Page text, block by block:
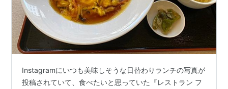
Instagramにいつも美味しそうな日替わりランチの写真が
投稿されていて、食べたいと思っていた『レストラン フ